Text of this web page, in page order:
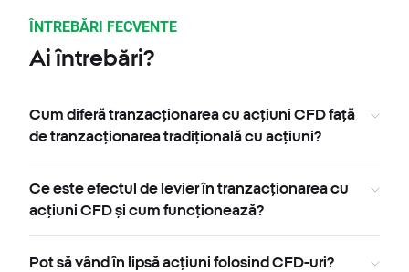
ÎNTREBĂRI FECVENTE
Ai întrebări?
Cum diferă tranzacționarea cu acțiuni CFD față
de tranzacționarea tradițională cu acțiuni?
Ce este efectul de levier în tranzacționarea cu
acțiuni CFD și cum funcționează?
Pot să vând în lipsă acțiuni folosind CFD-uri?